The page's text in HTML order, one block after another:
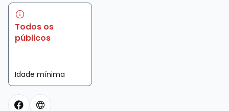
Todos os
públicos
Idade mínima